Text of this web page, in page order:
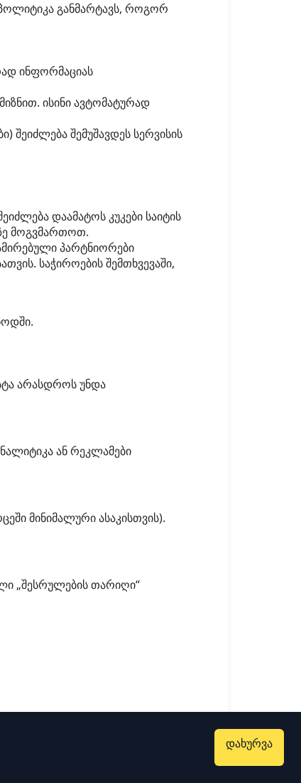
განმარტავს, როგორ
ინფორმაციას
ისინი ავტომატურად
შეიძლება შემუშავდეს სერვისის
დაამატოს კუკები საიტის
მოგვმართოთ.
პარტნიორები
საჭიროების შემთხვევაში,
არასდროს უნდა
ან რეკლამები
მინიმალური ასაკისთვის).
„შესრულების თარიღი“
დახურვა